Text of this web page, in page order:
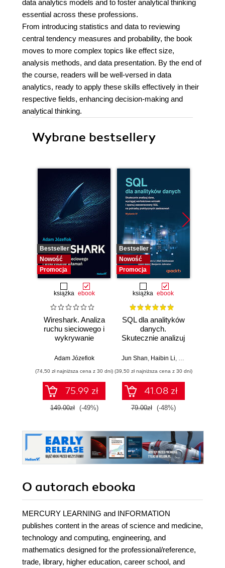
data analytics models and to foster analytical thinking
essential across these professions.
From introducing statistics and data to reviewing
central tendency measures and probability, the book
moves to more complex topics like effect size,
analysis methods, and data presentation. By the end of
the course, readers will be well-versed in data
analytics, ready to apply these skills effectively in their
respective fields, enhancing decision-making and
analytical thinking.
Wybrane bestsellery
Bestseller
Nowość
Promocja
książka ebook
Wireshark. Analiza
ruchu sieciowego i
wykrywanie
Adam Józefiok
(74,50 zł najniższa cena z 30 dni)
75.99 zł
149.00zł (-49%)
Bestseller
Nowość
Promocja
książka ebook
SQL dla analityków
danych.
Skutecznie analizuj
wartościowe
zaawansowany
SQL na potrzeby
praktycznych
zastosowań.
Wydanie IV
Jun Shan, Haibin Li, Matt Goldwasser
(39,50 zł najniższa cena z 30 dni)
41.08 zł
79.00zł (-48%)
O autorach ebooka
MERCURY LEARNING and INFORMATION
publishes content in the areas of science and medicine,
technology and computing, engineering, and
mathematics designed for the professional/reference,
trade, library, higher education, career school, and